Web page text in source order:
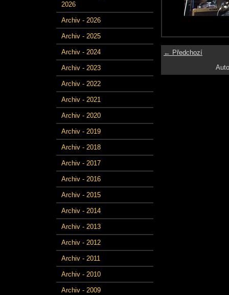
2026
Archiv - 2026
Archiv - 2025
Archiv - 2024
Archiv - 2023
Archiv - 2022
Archiv - 2021
Archiv - 2020
Archiv - 2019
Archiv - 2018
Archiv - 2017
Archiv - 2016
Archiv - 2015
Archiv - 2014
Archiv - 2013
Archiv - 2012
Archiv - 2011
Archiv - 2010
Archiv - 2009
← Předchozí